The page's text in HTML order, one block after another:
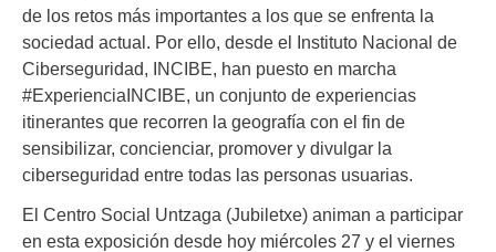
de los retos más importantes a los que se enfrenta la
sociedad actual. Por ello, desde el Instituto Nacional de
Ciberseguridad, INCIBE, han puesto en marcha
#ExperienciaINCIBE, un conjunto de experiencias
itinerantes que recorren la geografía con el fin de
sensibilizar, concienciar, promover y divulgar la
ciberseguridad entre todas las personas usuarias.
El Centro Social Untzaga (Jubiletxe) animan a participar
en esta exposición desde hoy miércoles 27 y el viernes